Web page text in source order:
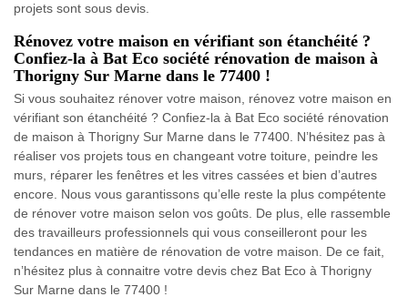
projets sont sous devis.
Rénovez votre maison en vérifiant son étanchéité ?
Confiez-la à Bat Eco société rénovation de maison à
Thorigny Sur Marne dans le 77400 !
Si vous souhaitez rénover votre maison, rénovez votre maison en
vérifiant son étanchéité ? Confiez-la à Bat Eco société rénovation
de maison à Thorigny Sur Marne dans le 77400. N’hésitez pas à
réaliser vos projets tous en changeant votre toiture, peindre les
murs, réparer les fenêtres et les vitres cassées et bien d’autres
encore. Nous vous garantissons qu’elle reste la plus compétente
de rénover votre maison selon vos goûts. De plus, elle rassemble
des travailleurs professionnels qui vous conseilleront pour les
tendances en matière de rénovation de votre maison. De ce fait,
n’hésitez plus à connaitre votre devis chez Bat Eco à Thorigny
Sur Marne dans le 77400 !